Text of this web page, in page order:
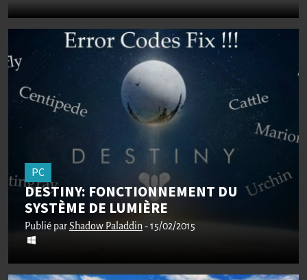
PC
DESTINY: FONCTIONNEMENT DU
SYSTÈME DE LUMIÈRE
Publié parShadow Paladdin - 15/02/2015